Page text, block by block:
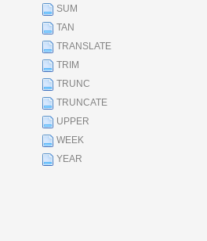
SUM
TAN
TRANSLATE
TRIM
TRUNC
TRUNCATE
UPPER
WEEK
YEAR